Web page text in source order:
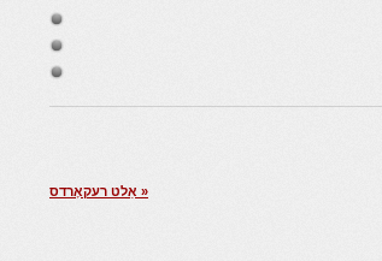
« אַלט רעקאָרדס